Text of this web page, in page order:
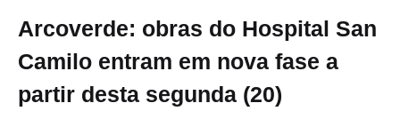
Arcoverde: obras do Hospital San
Camilo entram em nova fase a
partir desta segunda (20)